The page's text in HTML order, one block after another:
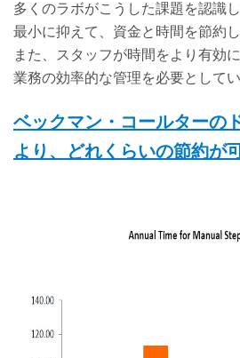
多くのラボがこうした課題を認識
最小に抑えて、資金と時間を節約
また、スタッフが時間をより有効
業務の効率的な管理を必要としてい
ベックマン・コールターの
より、どれくらいの節約が